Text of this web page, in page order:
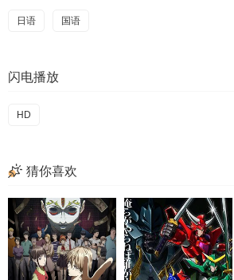
日语 国语
闪电播放
HD
猜你喜欢